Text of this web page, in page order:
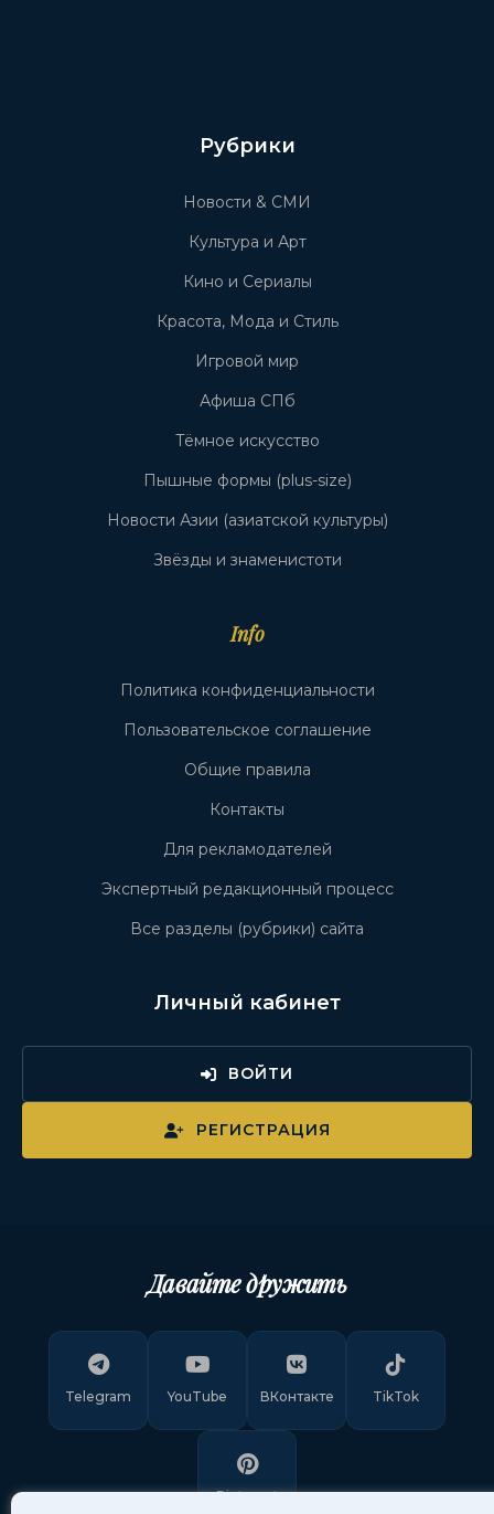
Рубрики
Новости & СМИ
Культура и Арт
Кино и Сериалы
Красота, Мода и Стиль
Игровой мир
Афиша СПб
Тёмное искусство
Пышные формы (plus-size)
Новости Азии (азиатской культуры)
Звёзды и знаменистоти
Info
Политика конфиденциальности
Пользовательское соглашение
Общие правила
Контакты
Для рекламодателей
Экспертный редакционный процесс
Все разделы (рубрики) сайта
Личный кабинет
ВОЙТИ
РЕГИСТРАЦИЯ
Давайте дружить
Telegram YouTube ВКонтакте TikTok
Pinterest